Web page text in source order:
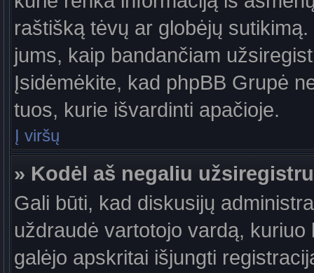
raštišką tėvų ar globėjų
jums, kaip bandančiam
Įsidėmėkite, kad phpBB Grupė
tuos, kurie išvardinti apačioje.
Į viršų
» Kodėl aš negaliu
Gali būti, kad diskusijų
uždraudė vartotojo vardą,
galėjo apskritai išjungti